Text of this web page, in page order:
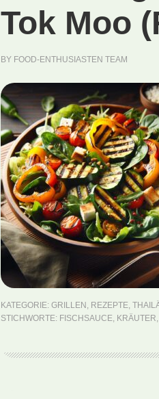
Tok Moo
BY FOOD-ENTHUSIASTEN TEAM
KATEGORIE: GRILLEN , REZEPTE,
STICHWORTE: FISCHSAUCE, KRÄUTER,